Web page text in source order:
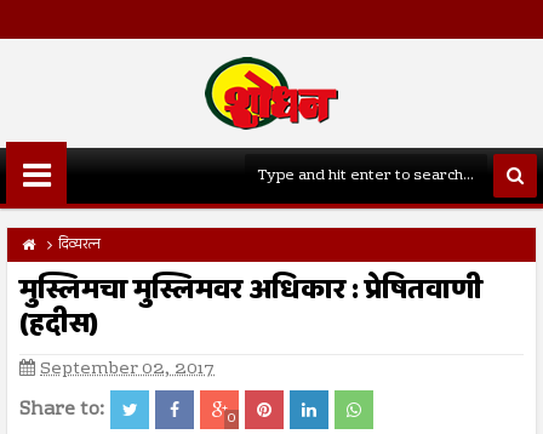
दिव्यरत्न
मुस्लिमचा मुस्लिमवर अधिकार : प्रेषितवाणी
(हदीस)
September 02, 2017
Share to: 0